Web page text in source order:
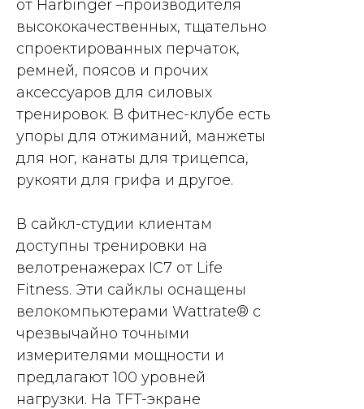
от Harbinger –производителя
высококачественных, тщательно
спроектированных перчаток,
ремней, поясов и прочих
аксессуаров для силовых
тренировок. В фитнес-клубе есть
упоры для отжиманий, манжеты
для ног, канаты для трицепса,
рукояти для грифа и другое.
В сайкл-студии клиентам
доступны тренировки на
велотренажерах IC7 от Life
Fitness. Эти сайклы оснащены
велокомпьютерами Wattrate® с
чрезвычайно точными
измерителями мощности и
предлагают 100 уровней
нагрузки. На TFT-экране